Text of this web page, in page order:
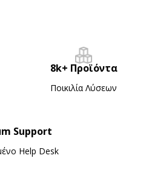
8k+ Προϊόντα
Ποικιλία Λύσεων
Support
Ηelp Desk